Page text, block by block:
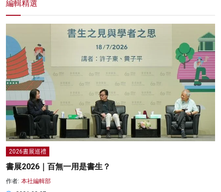
編輯精選
2026書展巡禮
書展2026｜百無一用是書生？
作者: 本社編輯部